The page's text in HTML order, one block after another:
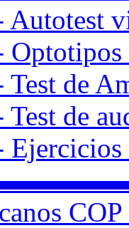
Autotest
de
de